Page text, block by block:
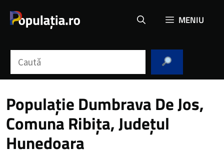
MENIU
Populație Dumbrava De Jos,
Comuna Ribița, Județul
Hunedoara